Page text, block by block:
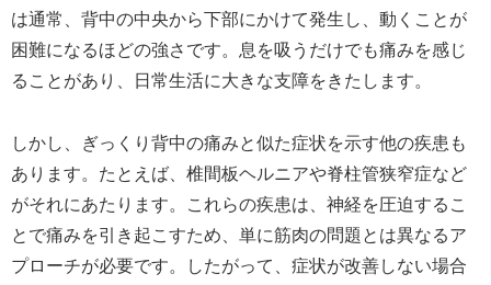
は通常、背中の中央から下部にかけて発生し、動くことが
困難になるほどの強さです。息を吸うだけでも痛みを感じ
ることがあり、日常生活に大きな支障をきたします。
しかし、ぎっくり背中の痛みと似た症状を示す他の疾患も
あります。たとえば、椎間板ヘルニアや脊柱管狭窄症など
がそれにあたります。これらの疾患は、神経を圧迫するこ
とで痛みを引き起こすため、単に筋肉の問題とは異なるア
プローチが必要です。したがって、症状が改善しない場合